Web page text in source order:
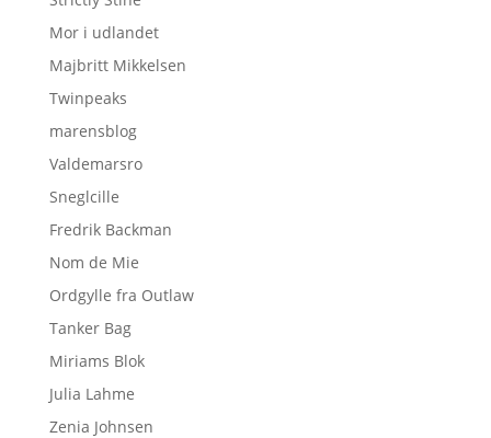
Mor i udlandet
Majbritt Mikkelsen
Twinpeaks
marensblog
Valdemarsro
Sneglcille
Fredrik Backman
Nom de Mie
Ordgylle fra Outlaw
Tanker Bag
Miriams Blok
Julia Lahme
Zenia Johnsen